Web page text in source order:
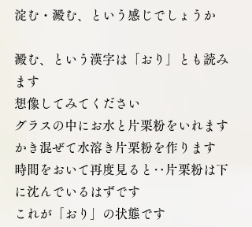
淀む・澱む、という感じでしょうか
澱む、という漢字は「おり」とも読み
ます
想像してみてください
グラスの中にお水と片栗粉をいれます
かき混ぜて水溶き片栗粉を作ります
時間をおいて再度見ると‥片栗粉は下
に沈んでいるはずです
これが「おり」の状態です